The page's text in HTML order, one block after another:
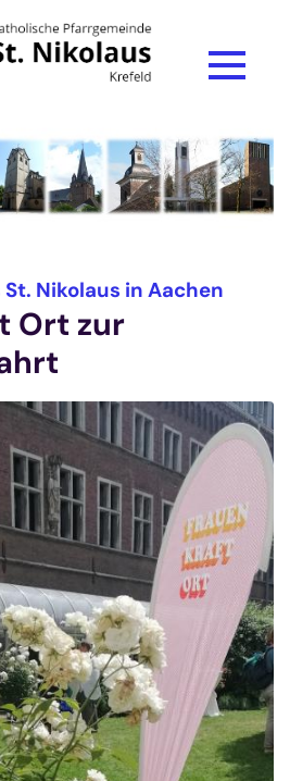
Nikolaus in Aachen
Ort zur